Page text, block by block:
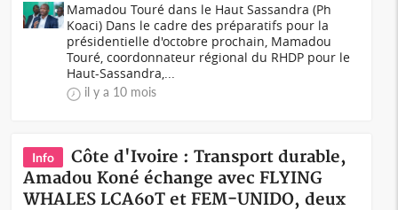
Mamadou Touré dans le Haut Sassandra (Ph
Koaci) Dans le cadre des préparatifs pour la
présidentielle d'octobre prochain, Mamadou
Touré, coordonnateur régional du RHDP pour le
Haut-Sassandra,...
il y a 10 mois
Info
Côte d'Ivoire : Transport durable,
Amadou Koné échange avec FLYING
WHALES LCA60T et FEM-UNIDO, deux